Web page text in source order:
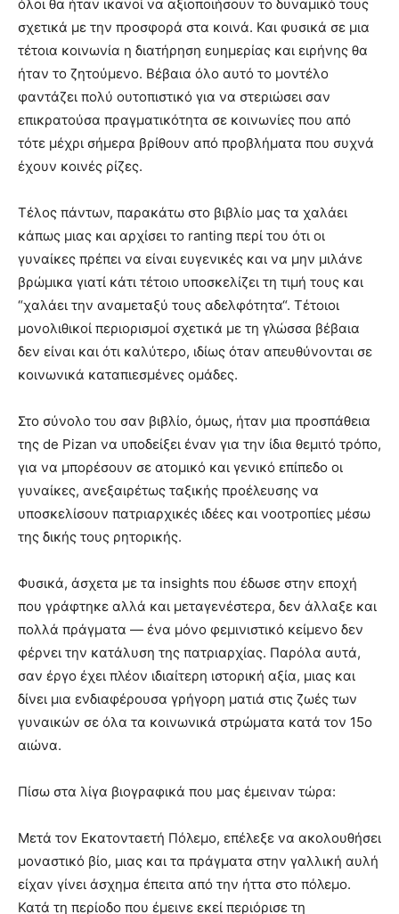
όλοι θα ήταν ικανοί να αξιοποιήσουν το δυναμικό τους
σχετικά με την προσφορά στα κοινά. Και φυσικά σε μια
τέτοια κοινωνία η διατήρηση ευημερίας και ειρήνης θα
ήταν το ζητούμενο. Βέβαια όλο αυτό το μοντέλο
φαντάζει πολύ ουτοπιστικό για να στεριώσει σαν
επικρατούσα πραγματικότητα σε κοινωνίες που από
τότε μέχρι σήμερα βρίθουν από προβλήματα που συχνά
έχουν κοινές ρίζες.
Τέλος πάντων, παρακάτω στο βιβλίο μας τα χαλάει
κάπως μιας και αρχίσει το ranting περί του ότι οι
γυναίκες πρέπει να είναι ευγενικές και να μην μιλάνε
βρώμικα γιατί κάτι τέτοιο υποσκελίζει τη τιμή τους και
“χαλάει την αναμεταξύ τους αδελφότητα“. Τέτοιοι
μονολιθικοί περιορισμοί σχετικά με τη γλώσσα βέβαια
δεν είναι και ότι καλύτερο, ιδίως όταν απευθύνονται σε
κοινωνικά καταπιεσμένες ομάδες.
Στο σύνολο του σαν βιβλίο, όμως, ήταν μια προσπάθεια
της de Pizan να υποδείξει έναν για την ίδια θεμιτό τρόπο,
για να μπορέσουν σε ατομικό και γενικό επίπεδο οι
γυναίκες, ανεξαιρέτως ταξικής προέλευσης να
υποσκελίσουν πατριαρχικές ιδέες και νοοτροπίες μέσω
της δικής τους ρητορικής.
Φυσικά, άσχετα με τα insights που έδωσε στην εποχή
που γράφτηκε αλλά και μεταγενέστερα, δεν άλλαξε και
πολλά πράγματα — ένα μόνο φεμινιστικό κείμενο δεν
φέρνει την κατάλυση της πατριαρχίας. Παρόλα αυτά,
σαν έργο έχει πλέον ιδιαίτερη ιστορική αξία, μιας και
δίνει μια ενδιαφέρουσα γρήγορη ματιά στις ζωές των
γυναικών σε όλα τα κοινωνικά στρώματα κατά τον 15ο
αιώνα.
Πίσω στα λίγα βιογραφικά που μας έμειναν τώρα:
Μετά τον Εκατονταετή Πόλεμο, επέλεξε να ακολουθήσει
μοναστικό βίο, μιας και τα πράγματα στην γαλλική αυλή
είχαν γίνει άσχημα έπειτα από την ήττα στο πόλεμο.
Κατά τη περίοδο που έμεινε εκεί περιόρισε τη